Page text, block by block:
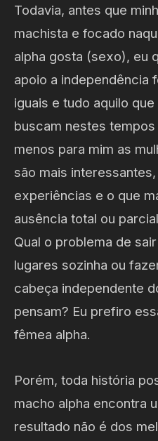
Todavia, antes que
machista e focado
alpha gosta (sexo), eu
apoio a independência
iguais e tudo aquilo
buscam nestes
menos para mim as
são mais
experiências e o que
ausência total ou
Qual o problema de
lugares sozinha ou
cabeça independente
pensam? Eu prefiro
fêmea alpha.
Porém, toda história
macho alpha encontra
resultado não é dos